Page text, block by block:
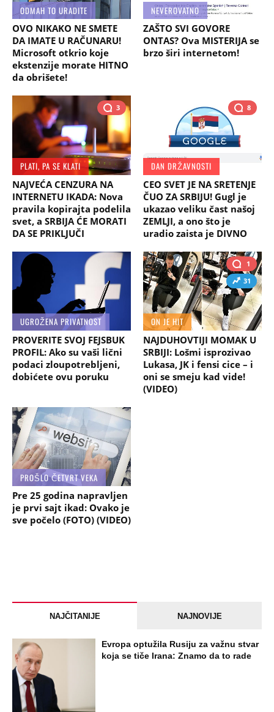
ODMAH TO URADITE
OVO NIKAKO NE SMETE
DA IMATE U RAČUNARU!
Microsoft otkrio koje
ekstenzije morate HITNO
da obrišete!
NEVEROVATNO
ZAŠTO SVI GOVORE
ONTAS? Ova MISTERIJA se
brzo širi internetom!
3
PLATI, PA SE KLATI
NAJVEĆA CENZURA NA
INTERNETU IKADA: Nova
pravila kopirajta podelila
svet, a SRBIJA ĆE MORATI
DA SE PRIKLJUČI
8
DAN DRŽAVNOSTI
CEO SVET JE NA SRETENJE
ČUO ZA SRBIJU! Gugl je
ukazao veliku čast našoj
ZEMLJI, a ono što je
uradio zaista je DIVNO
UGROŽENA PRIVATNOST
PROVERITE SVOJ FEJSBUK
PROFIL: Ako su vaši lični
podaci zloupotrebljeni,
dobićete ovu poruku
1
31
ON JE HIT
NAJDUHOVTIJI MOMAK U
SRBIJI: Lošmi isprozivao
Lukasa, JK i fensi cice – i
oni se smeju kad vide!
(VIDEO)
PROŠLO ČETVRT VEKA
Pre 25 godina napravljen
je prvi sajt ikad: Ovako je
sve počelo (FOTO) (VIDEO)
NAJČITANIJE NAJNOVIJE
Evropa optužila Rusiju za važnu stvar
koja se tiče Irana: Znamo da to rade